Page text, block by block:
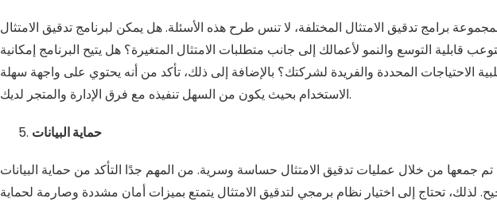
برامج تدقيق الامتثال المختلفة، لا تنس طرح هذه الأسئلة. هل يمكن لبرنامج تدقيق الامتثال
قابلية التوسع والنمو لأعمالك إلى جانب متطلبات الامتثال المتغيرة؟ هل يتيح البرنامج إمكانية
الاحتياجات المحددة والفريدة لشركتك؟ بالإضافة إلى ذلك، تأكد من أنه يحتوي على واجهة سهلة
الاستخدام بحيث يكون من السهل تنفيذه مع فرق الإدارة والمتجر لديك.
حماية البيانات
تم جمعها من خلال عمليات تدقيق الامتثال حساسة وسرية. من المهم جدًا التأكد من حماية البيانات
لذلك، تحتاج إلى اختيار نظام برمجي لتدقيق الامتثال يتمتع بميزات أمان مشددة وصارمة لحماية